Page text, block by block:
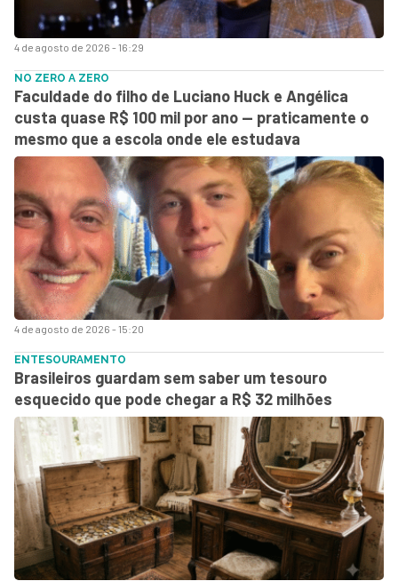
4 de agosto de 2026 - 16:29
4 de agosto de 2026 - 15:20
NO ZERO A ZERO
Faculdade do filho de Luciano Huck e Angélica
custa quase R$ 100 mil por ano — praticamente o
mesmo que a escola onde ele estudava
ENTESOURAMENTO
Brasileiros guardam sem saber um tesouro
esquecido que pode chegar a R$ 32 milhões